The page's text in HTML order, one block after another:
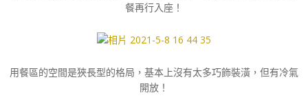
餐再行入座！
用餐區的空間是狹長型的格局，基本上沒有太多巧飾裝潢，但有冷氣
開放！